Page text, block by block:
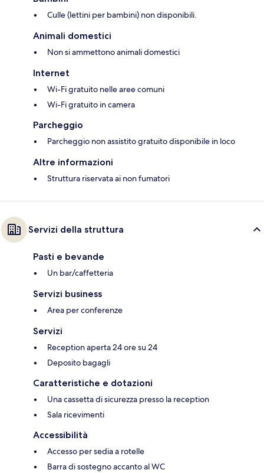
Culle (lettini per bambini) non disponibili.
Animali domestici
Non si ammettono animali domestici
Internet
Wi-Fi gratuito nelle aree comuni
Wi-Fi gratuito in camera
Parcheggio
Parcheggio non assistito gratuito disponibile in loco
Altre informazioni
Struttura riservata ai non fumatori
Servizi della struttura
Pasti e bevande
Un bar/caffetteria
Servizi business
Area per conferenze
Servizi
Reception aperta 24 ore su 24
Deposito bagagli
Caratteristiche e dotazioni
Una cassetta di sicurezza presso la reception
Sala ricevimenti
Accessibilità
Accesso per sedia a rotelle
Barra di sostegno accanto al WC